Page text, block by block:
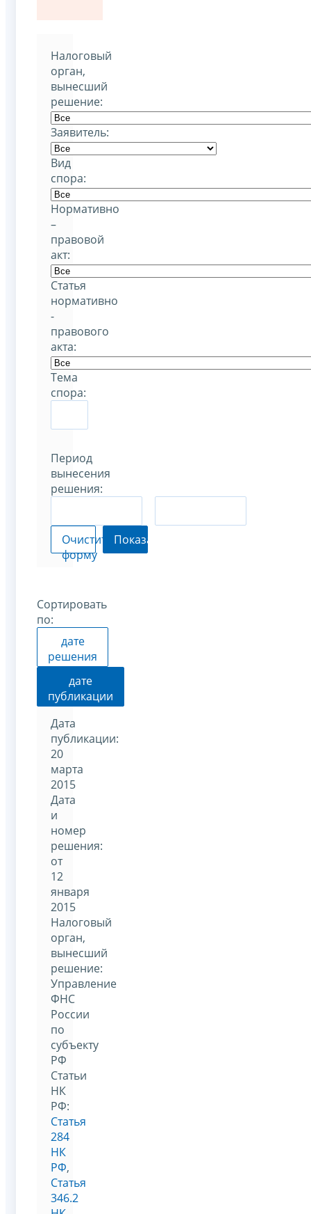
Налоговый
орган,
вынесший
решение:
Заявитель:
Вид
спора:
Нормативно
–
правовой
акт:
Статья
нормативно
-
правового
акта:
Тема
спора:
Период
вынесения
решения:
Очистить
форму
Показать
Сортировать
по:
дате
решения
дате
публикации
Дата
публикации:
20
марта
2015
Дата
и
номер
решения:
от
12
января
2015
Налоговый
орган,
вынесший
решение:
Управление
ФНС
России
по
субъекту
РФ
Статьи
НК
РФ:
Статья
284
НК
РФ,
Статья
346.2